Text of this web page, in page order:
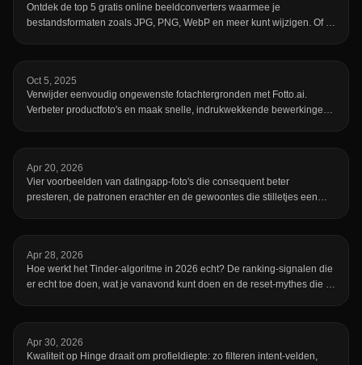
Ontdek de top 5 gratis online beeldconverters waarmee je
bestandsformaten zoals JPG, PNG, WebP en meer kunt wijzigen. Of je
Oct 5, 2025
Verwijder eenvoudig ongewenste fotachtergronden met Fotto.ai.
Verbeter productfoto's en maak snelle, indrukwekkende bewerkingen,
Apr 20, 2026
Vier voorbeelden van datingapp-foto's die consequent beter
presteren, de patronen erachter en de gewoontes die stilletjes een
Apr 28, 2026
Hoe werkt het Tinder-algoritme in 2026 echt? De ranking-signalen die
er echt toe doen, wat je vanavond kunt doen en de reset-mythes die je
Apr 30, 2026
Kwaliteit op Hinge draait om profieldiepte: zo filteren intent-velden,